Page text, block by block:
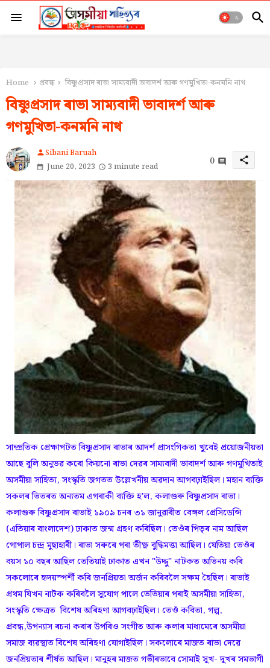
Home প্ৰবন্ধ বিষ্ণুপ্ৰসাদ ৰাভা সাম্যবাদী ভাবাদৰ্শ আৰু গণমুখিতা-কনমনি নাথ
বিষ্ণুপ্ৰসাদ ৰাভা সাম্যবাদী ভাবাদৰ্শ আৰু
গণমুখিতা-কনমনি নাথ
personSibani Baruah
June 20, 2023
3 minute read 0 share
সাম্প্ৰতিক প্ৰেক্ষাপটত বিষ্ণুপ্ৰসাদ ৰাভাৰ আদৰ্শ প্ৰাসংগিকতা খুবেই প্ৰয়োজনীয়তা
আছে বুলি অনুভৱ কৰো কিয়নো ৰাভা দেৱৰ সাম্যবাদী ভাবাদৰ্শ আৰু গণমুখিতাই
অসমীয়া সাহিত্য, সংস্কৃতি জগতত উল্লেখনীয় অৱদান আগবঢ়াইছিল। মহান ব্যক্তি
সকলৰ ভিতৰত অন্যতম এগৰাকী ব্যক্তি হ'ল, কলাগুৰু বিষ্ণুপ্ৰসাদ ৰাভা।
কলাগুৰু বিষ্ণুপ্ৰসাদ ৰাভাই ১৯০৯ চনৰ ৩১ জানুৱাৰীত বেঙ্গল প্রেসিডেন্সি
(এতিয়াৰ বাংলাদেশ) ঢাকাত জন্ম গ্ৰহণ কৰিছিল। তেওঁৰ পিতৃৰ নাম আছিল
গোপাল চন্দ্ৰ মুছাহাৰী। ৰাভা সৰুৰে পৰা তীক্ষ্ণ বুদ্ধিমত্তা আছিল। যেতিয়া তেওঁৰ
বয়স ১০ বছৰ আছিল তেতিয়াই ঢাকাত এখন "উদ্দু" নাটকত অভিনয় কৰি
সকলোৰে হৃদয়স্পৰ্শী কৰি জনপ্ৰিয়তা অৰ্জন কৰিবলৈ সক্ষম হৈছিল। ৰাভাই
প্ৰথম যিখন নাটক কৰিবলৈ সুযোগ পালে তেতিয়াৰ পৰাই অসমীয়া সাহিত্য,
সংস্কৃতি ক্ষেত্ৰত বিশেষ অৰিহণা আগবঢ়াইছিল। তেওঁ কবিতা, গল্প,
প্ৰবন্ধ,উপন্যাস ৰচনা কৰাৰ উপৰিও সংগীত আৰু কলাৰ মাধ্যমেৰে অসমীয়া
সমাজ ব্যৱস্থাত বিশেষ অৰিহণা যোগাইছিল। সকলোৰে মাজত ৰাভা দেৱে
জনপ্ৰিয়তাৰ শীৰ্ষত আছিল। মানুহৰ মাজত গভীৰভাবে সোমাই সুখ- দুখৰ সমভাগী